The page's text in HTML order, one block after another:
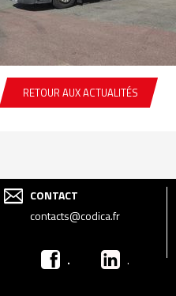
RETOUR AUX ACTUALITÉS
CONTACT
contacts@codica.fr
. .